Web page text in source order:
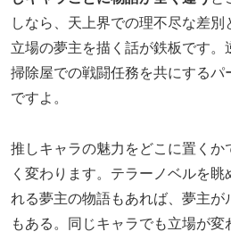
しなら、天上界での理不尽な差別
立場の夢主を描く話が鉄板です。
掃除屋での戦闘任務を共にするパ
ですよ。
推しキャラの魅力をどこに置くか
く変わります。テラーノベルを
れる夢主の物語もあれば、夢主
もある。同じキャラでも立場が